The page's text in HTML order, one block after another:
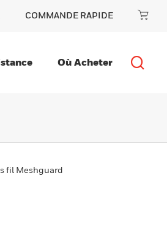
COMMANDE RAPIDE
Où Acheter
fil Meshguard